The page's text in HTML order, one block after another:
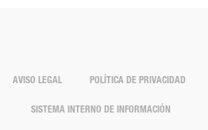
AVISO LEGAL POLÍTICA DE PRIVACIDAD
SISTEMA INTERNO DE INFORMACIÓN